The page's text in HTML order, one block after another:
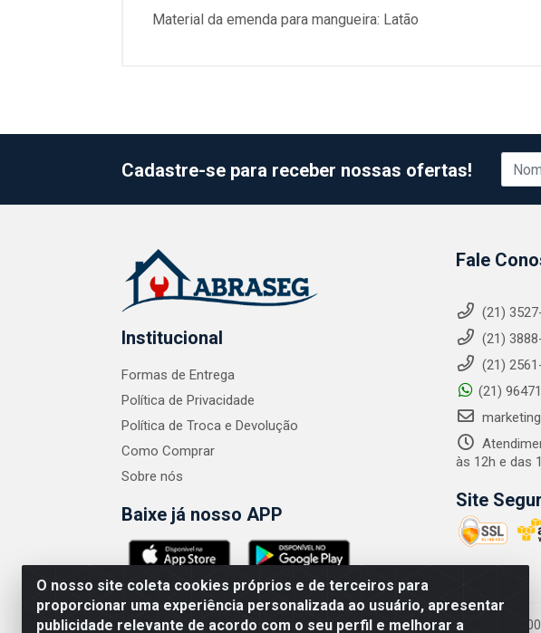
Material da emenda para mangueira: Latão
O nosso site coleta cookies próprios e de terceiros para
proporcionar uma experiência personalizada ao usuário, apresentar
publicidade relevante de acordo com o seu perfil e melhorar a
Cadastre-se para receber nossas ofertas!
Institucional
Formas de Entrega
Política de Privacidade
Política de Troca e Devolução
Como Comprar
Sobre nós
Baixe já nosso APP
Fale
(21)
(21)
(21)
(21)
às 12h e das
Site
ABRASEG COMÉRCIO ATACADISTA LTDA - CNPJ: